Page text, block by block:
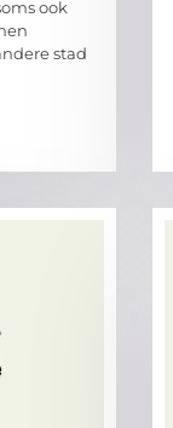
ook
stad